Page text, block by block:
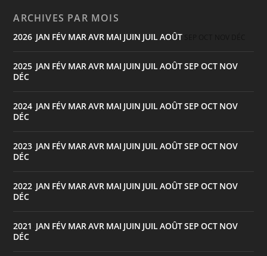
ARCHIVES PAR MOIS
2026 JAN FÉV MARAVR MAI JUIN JUILAOÛT
2025 JAN FÉV MARAVR MAI JUIN JUILAOÛTSEP OCT NOV
DÉC
2024 JAN FÉV MARAVR MAI JUIN JUILAOÛTSEP OCT NOV
DÉC
2023 JAN FÉV MARAVR MAI JUIN JUILAOÛTSEP OCT NOV
DÉC
2022 JAN FÉV MARAVR MAI JUIN JUILAOÛTSEP OCT NOV
DÉC
2021 JAN FÉV MARAVR MAI JUIN JUILAOÛTSEP OCT NOV
DÉC